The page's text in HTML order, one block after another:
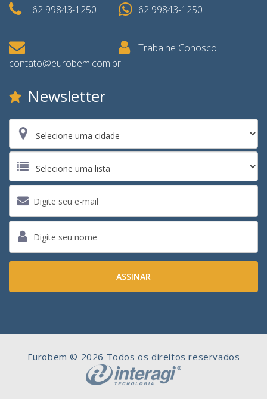
62 99843-1250 62 99843-1250
contato@eurobem.com.br
Trabalhe Conosco
Newsletter
Eurobem © 2026 Todos os direitos reservados